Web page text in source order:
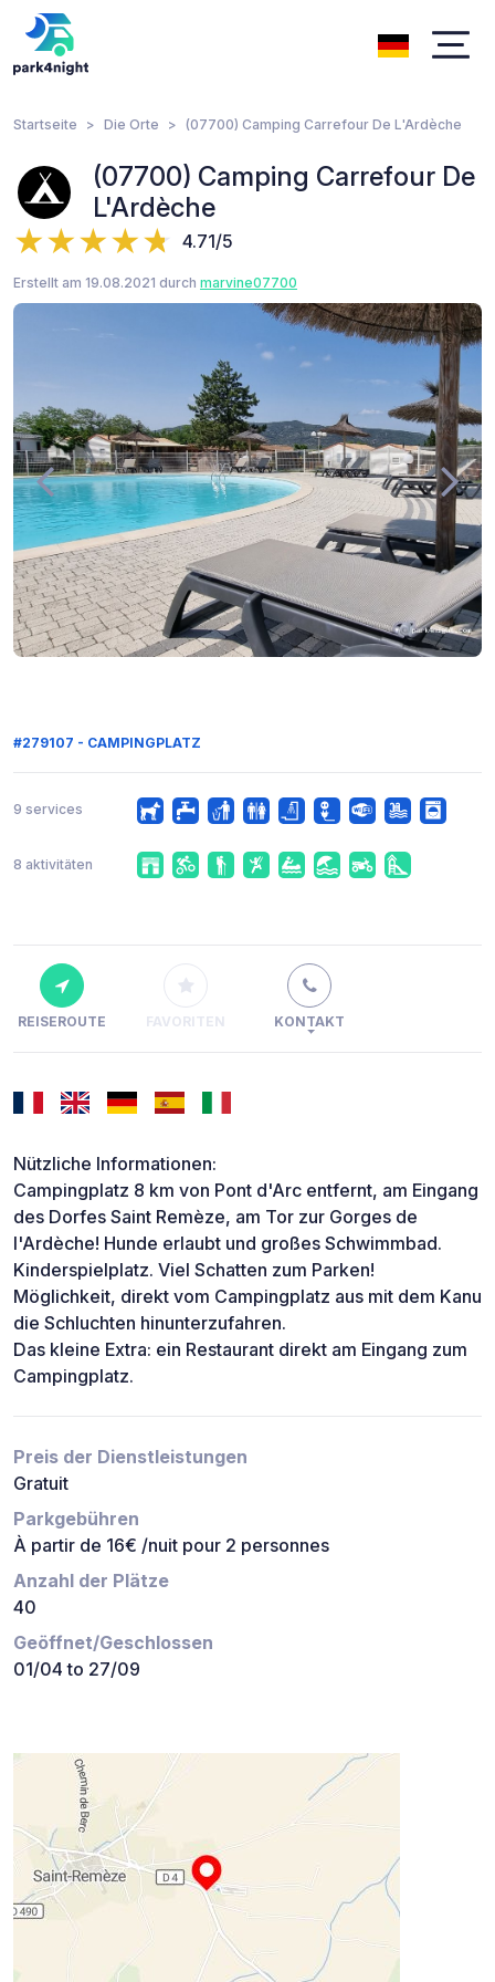
Startseite Die Orte (07700) Camping Carrefour De L'Ardèche
(07700) Camping Carrefour De
L'Ardèche
4.71/5
Erstellt am 19.08.2021 durch marvine07700
#279107 - CAMPINGPLATZ
9 services
8 aktivitäten
REISEROUTE FAVORITEN KONTAKT
Nützliche Informationen:
Campingplatz 8 km von Pont d'Arc entfernt, am Eingang
des Dorfes Saint Remèze, am Tor zur Gorges de
l'Ardèche! Hunde erlaubt und großes Schwimmbad.
Kinderspielplatz. Viel Schatten zum Parken!
Möglichkeit, direkt vom Campingplatz aus mit dem Kanu
die Schluchten hinunterzufahren.
Das kleine Extra: ein Restaurant direkt am Eingang zum
Campingplatz.
Preis der Dienstleistungen
Gratuit
Parkgebühren
À partir de 16€ /nuit pour 2 personnes
Anzahl der Plätze
40
Geöffnet/Geschlossen
01/04 to 27/09